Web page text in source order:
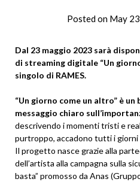
Posted on May
Dal 23 maggio 2023 sarà
di streaming digitale “Un
singolo di RAMES.
“Un giorno come un altro” è un
messaggio chiaro
descrivendo i momenti tristi e
purtroppo, accadono tutti i
Il progetto nasce grazie alla
dell’artista alla campagna sulla
basta” promosso da Anas